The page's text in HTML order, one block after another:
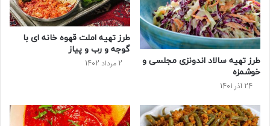
طرز تهیه سالاد اندونزی مجلسی و
خوشمزه
24 آذر 1401
طرز تهیه املت قهوه خانه ای با
گوجه و رب و پیاز
2 مرداد 1402